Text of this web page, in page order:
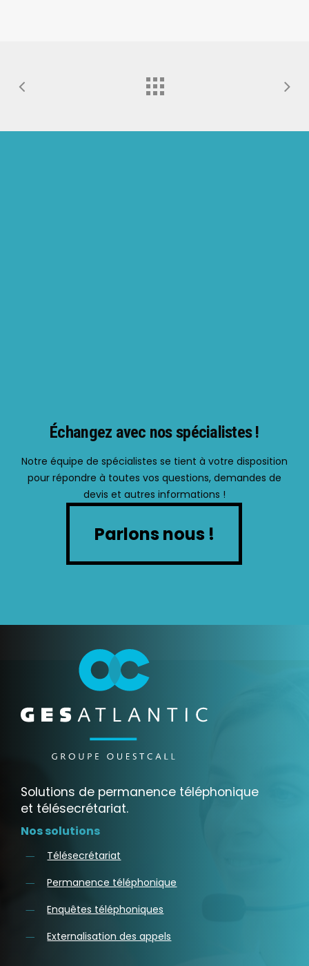
Échangez avec nos spécialistes !
Notre équipe de spécialistes se tient à votre disposition
pour répondre à toutes vos questions, demandes de
devis et autres informations !
Parlons nous !
Parlons nous !
Solutions de permanence téléphonique
et télésecrétariat.
Nos solutions
Télésecrétariat
Permanence téléphonique
Enquêtes téléphoniques
Externalisation des appels